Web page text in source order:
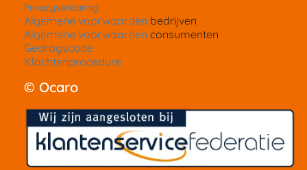
Privacyverklaring
Algemene voorwaarden bedrijven
Algemene voorwaarden consumenten
Gedragscode
Klachtenprocedure
© Ocaro